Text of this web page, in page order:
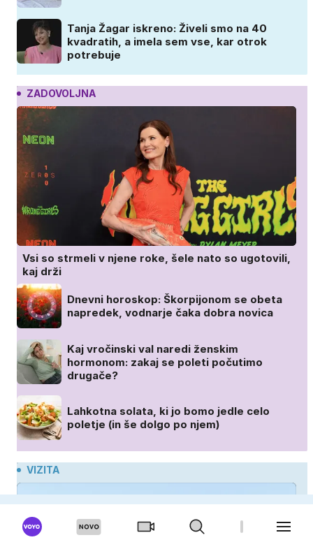
Tanja Žagar iskreno: Živeli smo na 40
kvadratih, a imela sem vse, kar otrok
potrebuje
ZADOVOLJNA
Vsi so strmeli v njene roke, šele nato so ugotovili,
kaj drži
Dnevni horoskop: Škorpijonom se obeta
napredek, vodnarje čaka dobra novica
Kaj vročinski val naredi ženskim
hormonom: zakaj se poleti počutimo
drugače?
Lahkotna solata, ki jo bomo jedle celo
poletje (in še dolgo po njem)
VIZITA